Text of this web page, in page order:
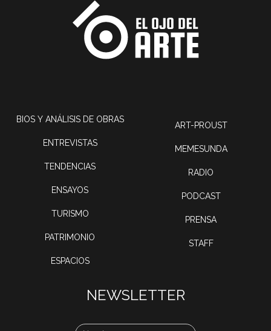
BIOS Y ANÁLISIS DE OBRAS
ENTREVISTAS
TENDENCIAS
ENSAYOS
TURISMO
PATRIMONIO
ESPACIOS
ART-PROUST
MEMESUNDA
RADIO
PODCAST
PRENSA
STAFF
NEWSLETTER